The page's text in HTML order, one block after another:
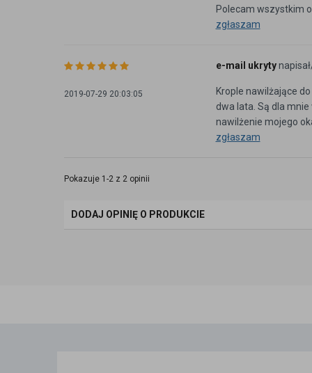
Polecam wszystkim
zgłaszam
2019-07-29 20:03:05
e-mail ukryty
Krople nawilżające
dwa lata. Są dla
nawilżenie mojego
zgłaszam
Pokazuje 1-2 z 2 opinii
DODAJ OPINIĘ O PRODUKCIE